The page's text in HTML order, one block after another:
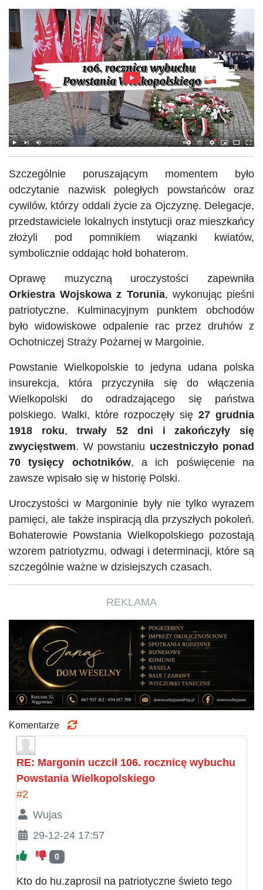
Szczególnie poruszającym momentem było
odczytanie nazwisk poległych powstańców oraz
cywilów, którzy oddali życie za Ojczyznę. Delegacje,
przedstawiciele lokalnych instytucji oraz mieszkańcy
złożyli pod pomnikiem wiązanki kwiatów,
symbolicznie oddając hołd bohaterom.
Oprawę muzyczną uroczystości zapewniła
Orkiestra Wojskowa z Torunia, wykonując pieśni
patriotyczne. Kulminacyjnym punktem obchodów
było widowiskowe odpalenie rac przez druhów z
Ochotniczej Straży Pożarnej w Margoinie.
Powstanie Wielkopolskie to jedyna udana polska
insurekcja, która przyczyniła się do włączenia
Wielkopolski do odradzającego się państwa
polskiego. Walki, które rozpoczęły się 27 grudnia
1918 roku, trwały 52 dni i zakończyły się
zwycięstwem. W powstaniu uczestniczyło ponad
70 tysięcy ochotników, a ich poświęcenie na
zawsze wpisało się w historię Polski.
Uroczystości w Margoninie były nie tylko wyrazem
pamięci, ale także inspiracją dla przyszłych pokoleń.
Bohaterowie Powstania Wielkopolskiego pozostają
wzorem patriotyzmu, odwagi i determinacji, które są
szczególnie ważne w dzisiejszych czasach.
REKLAMA
Komentarze
RE: Margonin uczcił 106. rocznicę wybuchu
Powstania Wielkopolskiego
#2
Wujas
29-12-24 17:57
0
Kto do hu.zaprosil na patriotyczne świeto tego